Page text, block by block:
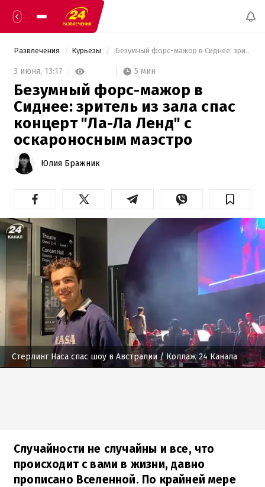
Развлечения Курьезы Безумный форс-мажор в Сиднее: зритель из зала спас концерт "Ла-Ла Ленд" с оскароносным маэстро
3 июня, 13:17 5 мин
Безумный форс-мажор в
Сиднее: зритель из зала спас
концерт "Ла-Ла Ленд" с
оскароносным маэстро
Юлия Бражник
Стерлинг Наса спас шоу в Австралии / Коллаж 24 Канала
Случайности не случайны и все, что
происходит с вами в жизни, давно
прописано Вселенной. По крайней мере